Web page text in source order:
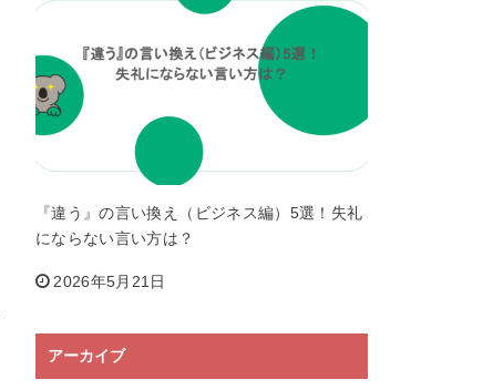
『違う』の言い換え（ビジネス編）5選！失礼
にならない言い方は？
2026年5月21日
アーカイブ